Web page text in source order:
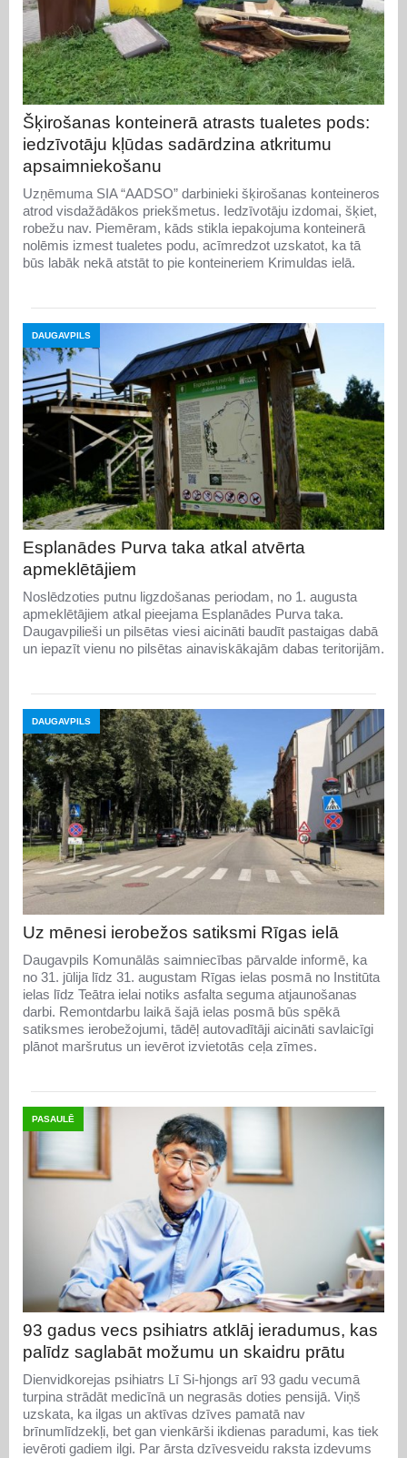
Šķirošanas konteinerā atrasts tualetes pods:
iedzīvotāju kļūdas sadārdzina atkritumu
apsaimniekošanu
Uzņēmuma SIA “AADSO” darbinieki šķirošanas konteineros
atrod visdažādākos priekšmetus. Iedzīvotāju izdomai, šķiet,
robežu nav. Piemēram, kāds stikla iepakojuma konteinerā
nolēmis izmest tualetes podu, acīmredzot uzskatot, ka tā
būs labāk nekā atstāt to pie konteineriem Krimuldas ielā.
DAUGAVPILS
Esplanādes Purva taka atkal atvērta
apmeklētājiem
Noslēdzoties putnu ligzdošanas periodam, no 1. augusta
apmeklētājiem atkal pieejama Esplanādes Purva taka.
Daugavpilieši un pilsētas viesi aicināti baudīt pastaigas dabā
un iepazīt vienu no pilsētas ainaviskākajām dabas teritorijām.
DAUGAVPILS
Uz mēnesi ierobežos satiksmi Rīgas ielā
Daugavpils Komunālās saimniecības pārvalde informē, ka
no 31. jūlija līdz 31. augustam Rīgas ielas posmā no Institūta
ielas līdz Teātra ielai notiks asfalta seguma atjaunošanas
darbi. Remontdarbu laikā šajā ielas posmā būs spēkā
satiksmes ierobežojumi, tādēļ autovadītāji aicināti savlaicīgi
plānot maršrutus un ievērot izvietotās ceļa zīmes.
PASAULĒ
93 gadus vecs psihiatrs atklāj ieradumus, kas
palīdz saglabāt možumu un skaidru prātu
Dienvidkorejas psihiatrs Lī Si-hjongs arī 93 gadu vecumā
turpina strādāt medicīnā un negrasās doties pensijā. Viņš
uzskata, ka ilgas un aktīvas dzīves pamatā nav
brīnumlīdzekļi, bet gan vienkārši ikdienas paradumi, kas tiek
ievēroti gadiem ilgi. Par ārsta dzīvesveidu raksta izdevums